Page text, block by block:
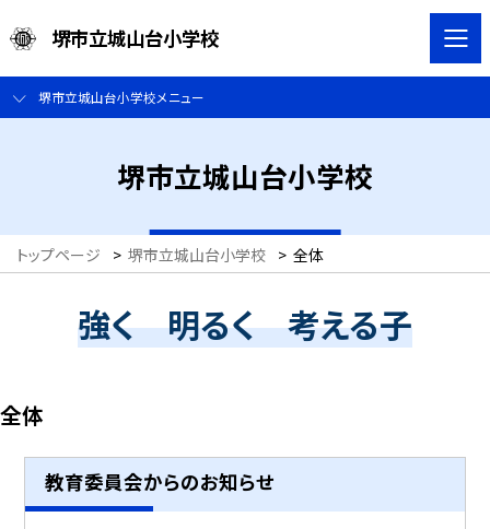
堺市立城山台小学校
堺市立城山台小学校メニュー
堺市立城山台小学校
トップページ > 堺市立城山台小学校 > 全体
強く 明るく 考える子
全体
教育委員会からのお知らせ